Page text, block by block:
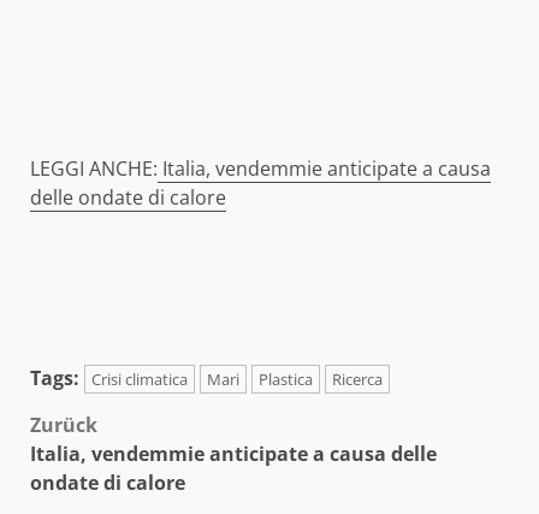
LEGGI ANCHE: Italia, vendemmie anticipate a causa
delle ondate di calore
Tags: Crisi climatica Mari Plastica Ricerca
Beitragsnavigation
Zurück
Italia, vendemmie anticipate a causa delle
ondate di calore